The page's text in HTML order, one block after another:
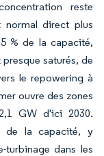
reste
normal direct plus
% de la capacité,
saturés, de
le repowering à
ouvre des zones
GW d'ici 2030.
de la capacité, y
dans les